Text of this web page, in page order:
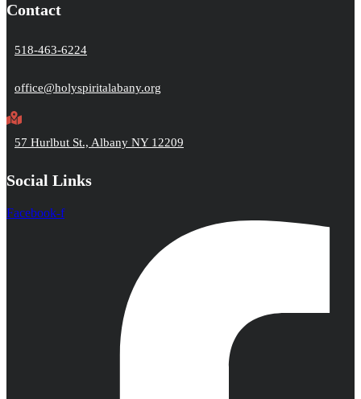
Contact
518-463-6224
office@holyspiritalabany.org
57 Hurlbut St., Albany NY 12209
Social Links
Facebook-f